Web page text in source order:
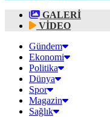
GALERİ
VİDEO
Gündem
Ekonomi
Politika
Dünya
Spor
Magazin
Sağlık